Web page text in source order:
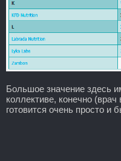
Большое значение здесь
коллективе, конечно
готовится очень просто и